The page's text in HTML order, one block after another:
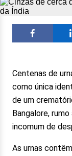
Centenas de
como única
de um
Bangalore,
incomum de
As urnas